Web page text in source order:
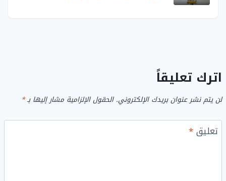
اترك تعليقاً
لن يتم نشر عنوان بريدك الإلكتروني. الحقول الإلزامية مشار إليها بـ*
تعليق*